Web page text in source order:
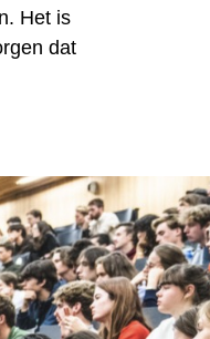
Het is
dat